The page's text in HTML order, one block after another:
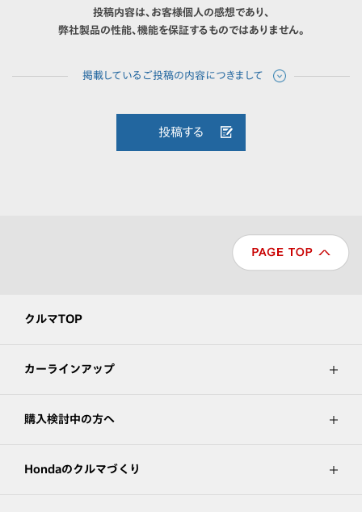
投稿内容は、お客様個人の感想であり、
弊社製品の性能、機能を保証するものではありません。
投稿する
クルマTOP
カーラインアップ
購入検討中の方へ
Hondaのクルマづくり